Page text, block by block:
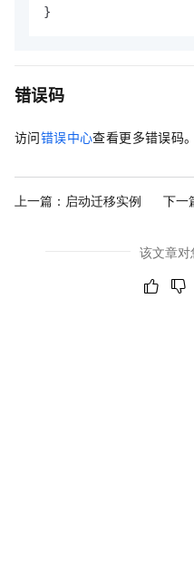
}
错误码
访问错误中心查看更多错误码。
上一篇： 启动迁移实例 下一
该文章对